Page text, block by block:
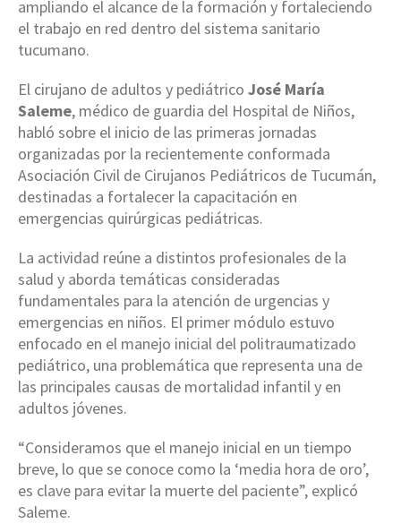
ampliando el alcance de la formación y fortaleciendo
el trabajo en red dentro del sistema sanitario
tucumano.
El cirujano de adultos y pediátrico José María
Saleme, médico de guardia del Hospital de Niños,
habló sobre el inicio de las primeras jornadas
organizadas por la recientemente conformada
Asociación Civil de Cirujanos Pediátricos de Tucumán,
destinadas a fortalecer la capacitación en
emergencias quirúrgicas pediátricas.
La actividad reúne a distintos profesionales de la
salud y aborda temáticas consideradas
fundamentales para la atención de urgencias y
emergencias en niños. El primer módulo estuvo
enfocado en el manejo inicial del politraumatizado
pediátrico, una problemática que representa una de
las principales causas de mortalidad infantil y en
adultos jóvenes.
“Consideramos que el manejo inicial en un tiempo
breve, lo que se conoce como la ‘media hora de oro’,
es clave para evitar la muerte del paciente”, explicó
Saleme.